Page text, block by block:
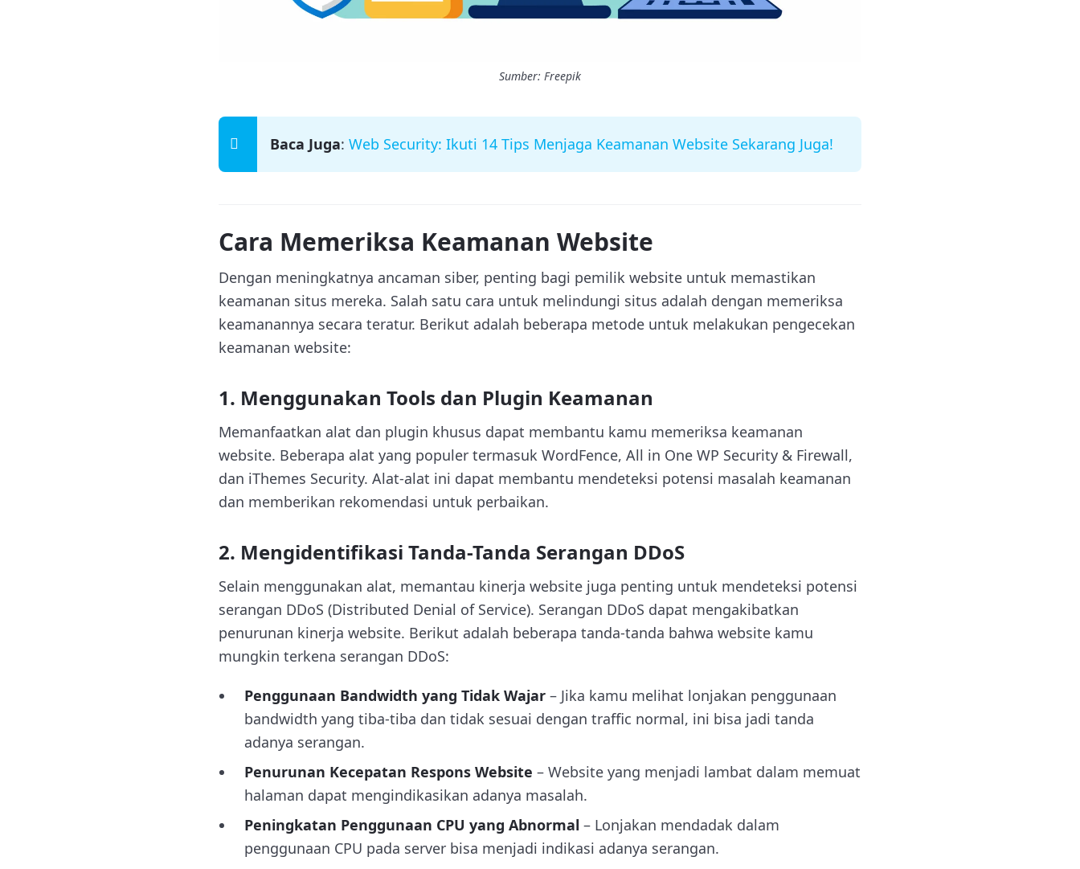
Sumber: Freepik
Baca Juga: Web Security: Ikuti 14 Tips Menjaga Keamanan Website Sekarang Juga!
Cara Memeriksa Keamanan Website
Dengan meningkatnya ancaman siber, penting bagi pemilik website untuk memastikan
keamanan situs mereka. Salah satu cara untuk melindungi situs adalah dengan memeriksa
keamanannya secara teratur. Berikut adalah beberapa metode untuk melakukan pengecekan
keamanan website:
1. Menggunakan Tools dan Plugin Keamanan
Memanfaatkan alat dan plugin khusus dapat membantu kamu memeriksa keamanan
website. Beberapa alat yang populer termasuk WordFence, All in One WP Security & Firewall,
dan iThemes Security. Alat-alat ini dapat membantu mendeteksi potensi masalah keamanan
dan memberikan rekomendasi untuk perbaikan.
2. Mengidentifikasi Tanda-Tanda Serangan DDoS
Selain menggunakan alat, memantau kinerja website juga penting untuk mendeteksi potensi
serangan DDoS (Distributed Denial of Service). Serangan DDoS dapat mengakibatkan
penurunan kinerja website. Berikut adalah beberapa tanda-tanda bahwa website kamu
mungkin terkena serangan DDoS:
Penggunaan Bandwidth yang Tidak Wajar – Jika kamu melihat lonjakan penggunaan
bandwidth yang tiba-tiba dan tidak sesuai dengan traffic normal, ini bisa jadi tanda
adanya serangan.
Penurunan Kecepatan Respons Website – Website yang menjadi lambat dalam memuat
halaman dapat mengindikasikan adanya masalah.
Peningkatan Penggunaan CPU yang Abnormal – Lonjakan mendadak dalam
penggunaan CPU pada server bisa menjadi indikasi adanya serangan.